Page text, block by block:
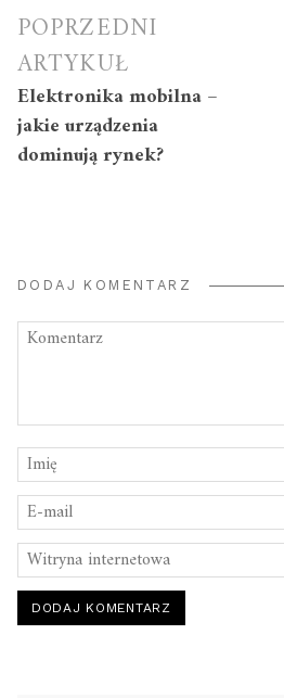
Nawigacja
wpisu
POPRZEDNI
ARTYKUŁ
Elektronika mobilna –
jakie urządzenia
dominują rynek?
DODAJ KOMENTARZ